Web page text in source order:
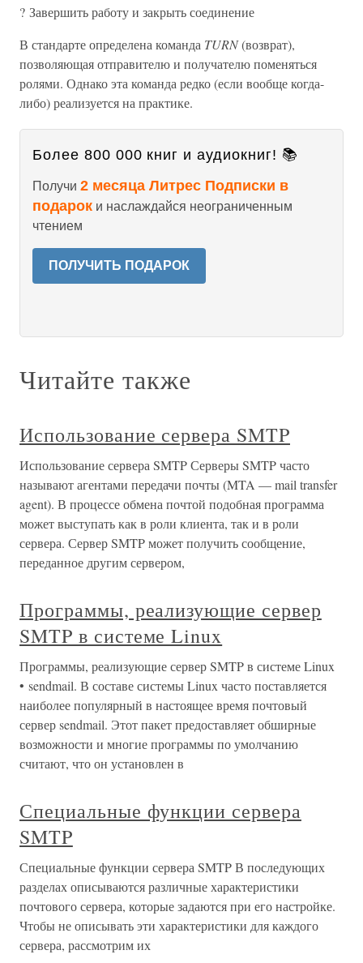
? Завершить работу и закрыть соединение
В стандарте определена команда TURN(возврат),
позволяющая отправителю и получателю поменяться
ролями. Однако эта команда редко (если вообще когда-
либо) реализуется на практике.
Более 800 000 книг и аудиокниг! 📚
Получи 2 месяца Литрес Подписки в
подарок и наслаждайся неограниченным
чтением
ПОЛУЧИТЬ ПОДАРОК
Читайте также
Использование сервера SMTP
Использование сервера SMTP Серверы SMTP часто
называют агентами передачи почты (MTA — mail transfer
agent). В процессе обмена почтой подобная программа
может выступать как в роли клиента, так и в роли
сервера. Сервер SMTP может получить сообщение,
переданное другим сервером,
Программы, реализующие сервер
SMTP в системе Linux
Программы, реализующие сервер SMTP в системе Linux
• sendmail. В составе системы Linux часто поставляется
наиболее популярный в настоящее время почтовый
сервер sendmail. Этот пакет предоставляет обширные
возможности и многие программы по умолчанию
считают, что он установлен в
Специальные функции сервера
SMTP
Специальные функции сервера SMTP В последующих
разделах описываются различные характеристики
почтового сервера, которые задаются при его настройке.
Чтобы не описывать эти характеристики для каждого
сервера, рассмотрим их